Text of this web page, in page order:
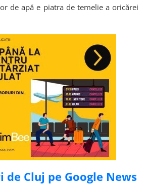
de apă e piatra de temelie a oricărei
Cluj pe Google News